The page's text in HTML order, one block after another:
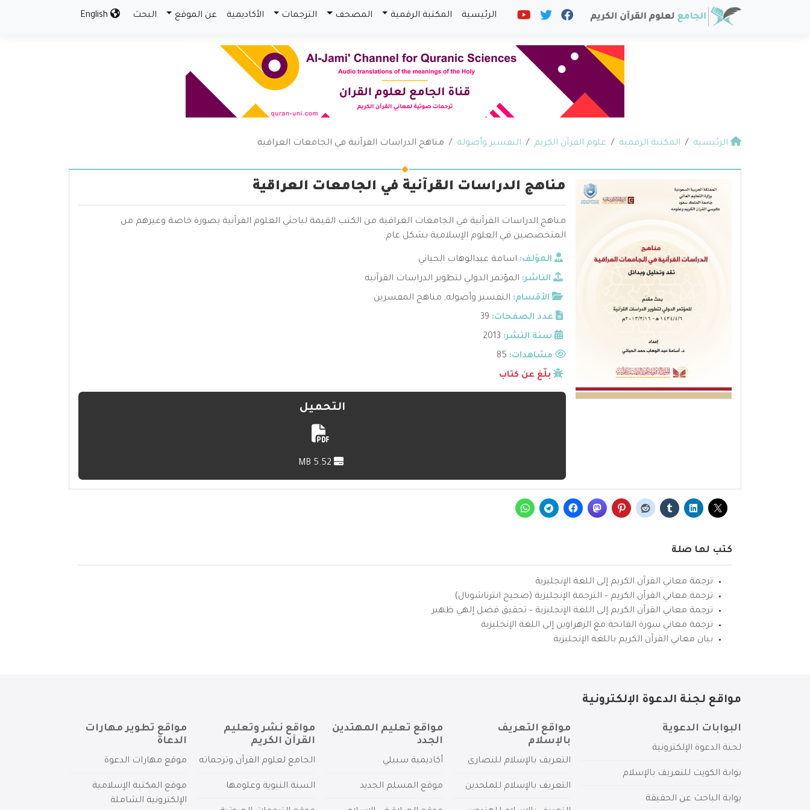
الرئيسية المكتبة الرقمية المصحف الترجمات الأكاديمية عن الموقع البحث
الرئيسية المكتبة الرقمية علوم القرآن الكريم التفسير وأصوله مناهج الدراسات القرآنية في الجامعات العراقية
مناهج الدراسات القرآنية في الجامعات العراقية
مناهج الدراسات القرآنية في الجامعات العراقية من الكتب القيمة لباحثي العلوم القرآنية بصورة خاصة وغيرهم من
المتخصصين في العلوم الإسلامية بشكل عام.
المؤلف: اسامة عبدالوهاب الحياني
الناشر: المؤتمر الدولي لتطوير الدراسات القرآنيه
الأقسام: التفسير وأصوله, مناهج المفسرين
عدد الصفحات: 39
سنة النشر: 2013
مشاهدات:
بلّغ عن كتاب
التحميل
كتب لها صلة
ترجمة معاني القرآن الكريم إلى اللغة الإنجليزية
ترجمة معاني القرآن الكريم – الترجمة الإنجليزية (صحيح انترناشونال)
ترجمة معاني القرآن الكريم إلى اللغة الإنجليزية – تحقيق فضل إلهي ظهير
ترجمة معاني سورة الفاتحة مع الزهراوين إلى اللغة الإنجليزية
بيان معاني القرآن الكريم باللغة الإنجليزية
مواقع لجنة الدعوة الإلكترونية
البوابات الدعوية
لجنة الدعوة الإلكترونية
بوابة الكويت للتعريف بالإسلام
بوابة الباحث عن الحقيقة
مواقع التعريف
بالإسلام
التعريف بالإسلام للنصارى
التعريف بالإسلام للملحدين
مواقع تعليم المهتدين
الجدد
أكاديمية سبيلي
موقع المسلم الجديد
مواقع نشر وتعليم
القرآن الكريم
الجامع لعلوم القرآن وترجماته
السنة النبوية وعلومها
مواقع تطوير مهارات
الدعاة
موقع مهارات الدعوة
موقع المكتبة الإسلامية
الإلكترونية الشاملة